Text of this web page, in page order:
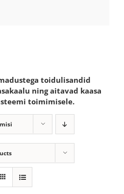
toidulisandid
ning aitavad kaasa
toimimisele.